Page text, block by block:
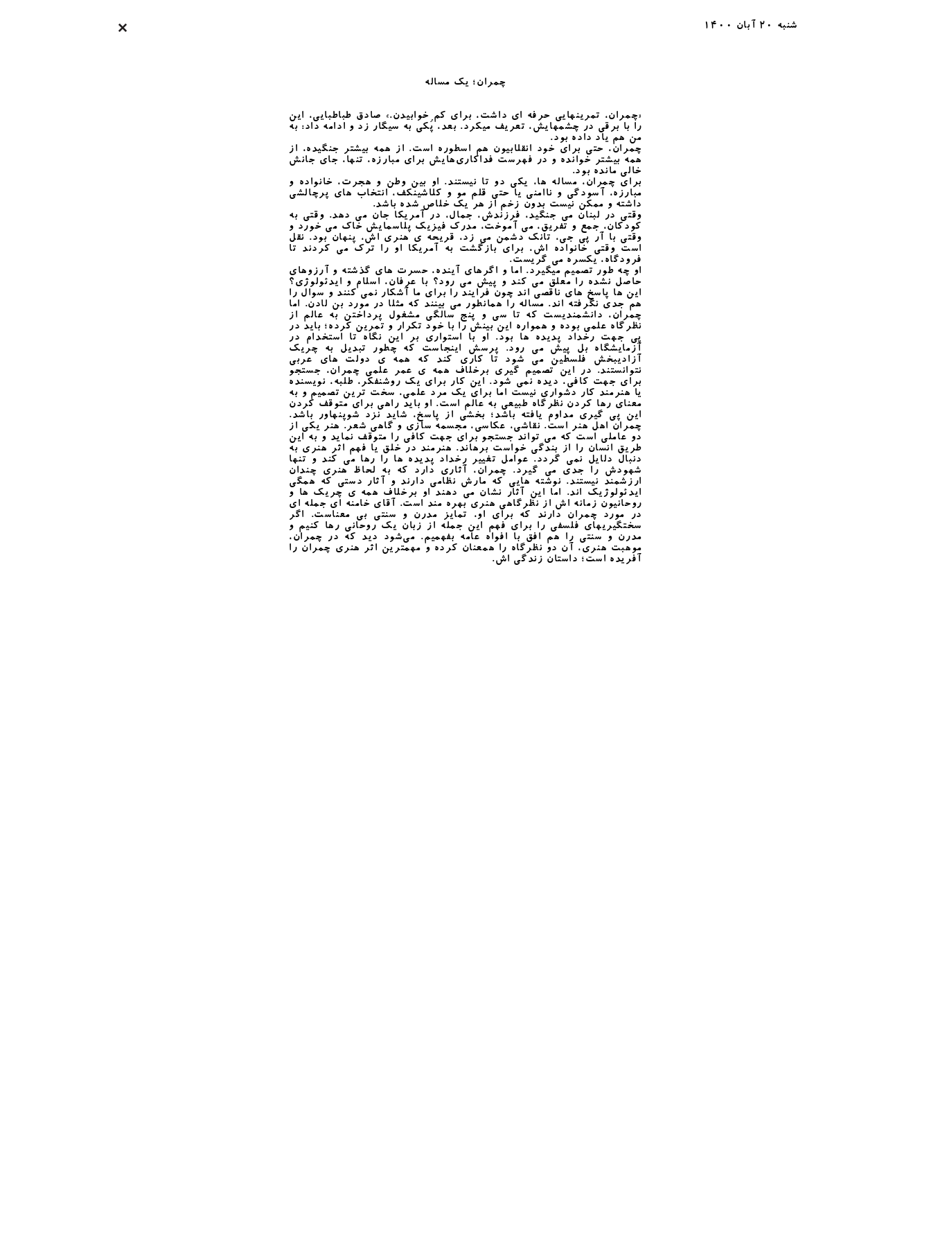
شنبه 20 آبان 1400
چمران؛ یک مساله
«چمران، تمرینهایی حرفه ای داشت، برای کم خوابیدن.» صادق طباطبایی، این
را با برقی در چشمهایش، تعریف میکرد. بعد، پُکی به سیگار زد و ادامه داد: به
من هم یاد داده بود.
چمران، حتی برای خود انقلابیون هم اسطوره است. از همه بیشتر جنگیده، از
همه بیشتر خوانده و در فهرست فداکاری‌هایش برای مبارزه، تنها، جای جانش
خالی مانده بود.
برای چمران، مساله ها، یکی دو تا نیستند. او بین وطن و هجرت، خانواده و
مبارزه، آسودگی و ناامنی یا حتی قلم مو و کلاشینکف، انتخاب های پرچالشی
داشته و ممکن نیست بدون زخم از هر یک خلاص شده باشد.
وقتی در لبنان می جنگید، فرزندش، جمال، در آمریکا جان می دهد. وقتی به
کودکان، جمع و تفریق، می آموخت، مدرک فیزیک پلاسمایش خاک می خورد و
وقتی با آر پی جی، تانک دشمن می زد، قریحه ی هنری اش، پنهان بود. نقل
است وقتی خانواده اش، برای بازگشت به آمریکا او را ترک می کردند تا
فرودگاه، یکسره می گریست.
او چه طور تصميم میگیرد. اما و اگرهای آینده، حسرت های گذشته و آرزوهای
حاصل نشده را معلق می کند و پیش می رود؟ با عرفان، اسلام و ایدئولوژی؟
این ها پاسخ های ناقصی اند چون فرایند را برای ما آشکار نمی کنند و سوال را
هم جدی نگرفته اند. مساله را همانطور می بینند که مثلا در مورد بن لادن. اما
چمران، دانشمندیست که تا سی و پنج سالگی مشغول پرداختن به عالم از
نظرگاه علمی بوده و همواره این بینش را با خود تکرار و تمرین کرده؛ باید در
پی جهت رخداد پدیده ها بود. او با استواری بر این نگاه تا استخدام در
آزمایشگاه بل پیش می رود. پرسش اینجاست که چطور تبدیل به چریک
آزادیبخش فلسطین می شود تا کاری کند که همه ی دولت های عربی
نتوانستند. در این تصمیم گیری برخلاف همه ی عمر علمی چمران، جستجو
برای جهت کافی، دیده نمی شود. این کار برای یک روشنفکر، طلبه، نویسنده
یا هنرمند کار دشواری نیست اما برای یک مرد علمی، سخت ترین تصمیم و به
معنای رها کردن نظرگاه طبیعی به عالم است. او باید راهی برای متوقف کردن
این پی گیری مداوم یافته باشد؛ بخشی از پاسخ، شاید نزد شوپنهاور باشد.
چمران اهل هنر است. نقاشی، عکاسی، مجسمه سازی و گاهی شعر. هنر یکی از
دو عاملی است که می تواند جستجو برای جهت کافی را متوقف نماید و به این
طریق انسان را از بندگی خواست برهاند. هنرمند در خلق یا فهم اثر هنری به
دنبال دلایل نمی گردد. عوامل تغییر رخداد پدیده ها را رها می کند و تنها
شهودش را جدی می گیرد. چمران، آثاری دارد که به لحاظ هنری چندان
ارزشمند نیستند. نوشته هایی که مارش نظامی دارند و آثار دستی که همگی
ایدئولوژیک اند. اما این آثار نشان می دهند او برخلاف همه ی چریک ها و
روحانیون زمانه اش از نظرگاهی هنری بهره مند است. آقای خامنه ای جمله ای
در مورد چمران دارند که برای او، تمایز مدرن و سنتی بی معناست. اگر
سختگیریهای فلسفی را برای فهم این جمله از زبان یک روحانی رها کنیم و
مدرن و سنتی را هم افق با افواه عامه بفهمیم. می‌شود دید که در چمران،
موهبت هنری، آن دو نظرگاه را همعنان کرده و مهمترین اثر هنری چمران را
آفریده است؛ داستان زندگی اش.